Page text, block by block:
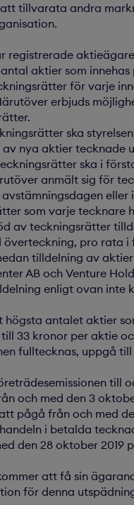
tillvarata andra
registrerade
aktier som innehas
för varje
erbjuds
ska
nya aktier tecknade
ska i
anmält sig för
eller
som varje tecknare
av teckningsrätter
pro rata i
tilldelning av
AB och Venture
enligt ovan inte
högsta antalet aktier
33 kronor per aktie
fulltecknas, uppgå
till
och med den 3
pågå från och med
i betalda
den 28 oktober 2019
att få sin
för denna